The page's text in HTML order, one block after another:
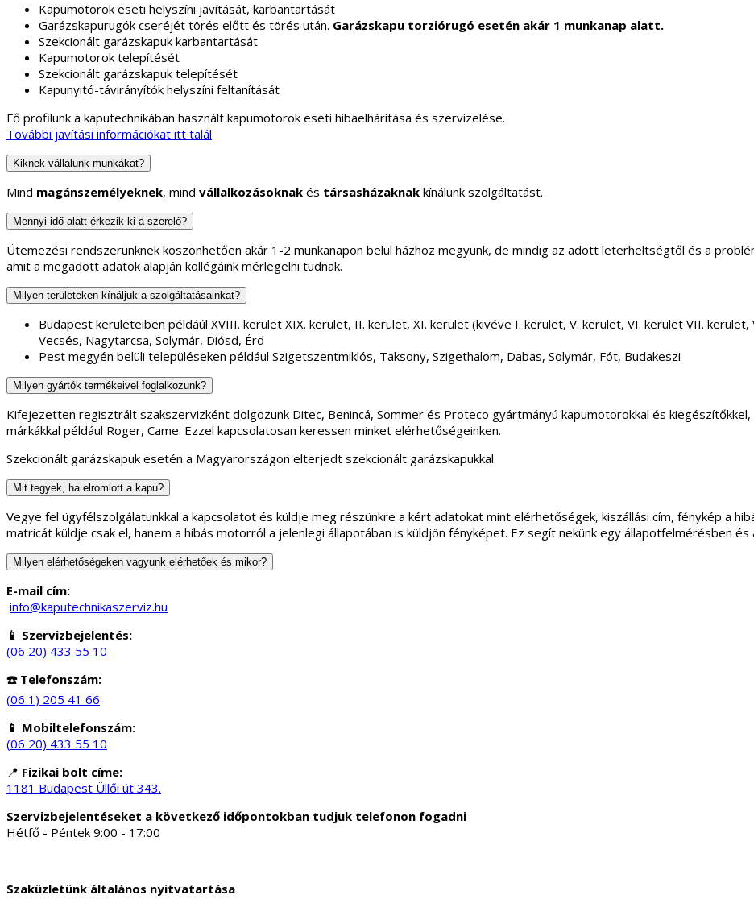
Kapumotorok eseti helyszíni javítását, karbantartását
Garázskapurugók cseréjét törés előtt és törés után. Garázskapu torziórugó esetén akár 1 munkanap alatt.
Szekcionált garázskapuk karbantartását
Kapumotorok telepítését
Szekcionált garázskapuk telepítését
Kapunyitó-távirányítók helyszíni feltanítását
Fő profilunk a kaputechnikában használt kapumotorok eseti hibaelhárítása és szervizelése.
További javítási információkat itt talál
Kiknek vállalunk munkákat?
Mind magánszemélyeknek, mind vállalkozásoknak és társasházaknak kínálunk szolgáltatást.
Mennyi idő alatt érkezik ki a szerelő?
Ütemezési rendszerünknek köszönhetően akár 1-2 munkanapon belül házhoz megyünk, de mindig az adott leterheltségtől és a
amit a megadott adatok alapján kollégáink mérlegelni tudnak.
Milyen területeken kínáljuk a szolgáltatásainkat?
Budapest kerületeiben példáúl XVIII. kerület XIX. kerület, II. kerület, XI. kerület (kivéve I. kerület, V. kerület, VI. kerület VII.
Vecsés, Nagytarcsa, Solymár, Diósd, Érd
Pest megyén belüli településeken például Szigetszentmiklós, Taksony, Szigethalom, Dabas, Solymár, Fót, Budakeszi
Milyen gyártók termékeivel foglalkozunk?
Kifejezetten regisztrált szakszervizként dolgozunk Ditec, Benincá, Sommer és Proteco gyártmányú kapumotorokkal és
márkákkal például Roger, Came. Ezzel kapcsolatosan keressen minket elérhetőségeinken.
Szekcionált garázskapuk esetén a Magyarországon elterjedt szekcionált garázskapukkal.
Mit tegyek, ha elromlott a kapu?
Vegye fel ügyfélszolgálatunkkal a kapcsolatot és küldje meg részünkre a kért adatokat mint elérhetőségek, kiszállási cím, fénykép a
matricát küldje csak el, hanem a hibás motorról a jelenlegi állapotában is küldjön fényképet. Ez segít nekünk egy állapotfelmérésben és
Milyen elérhetőségeken vagyunk elérhetőek és mikor?
E-mail cím:
info@kaputechnikaszerviz.hu
📱 Szervizbejelentés:
(06 20) 433 55 10
☎️ Telefonszám:
(06 1) 205 41 66
📱 Mobiltelefonszám:
(06 20) 433 55 10
📍 Fizikai bolt címe:
1181 Budapest Üllői út 343.
Szervizbejelentéseket a következő időpontokban tudjuk telefonon fogadni
Hétfő - Péntek 9:00 - 17:00
Szaküzletünk általános nyitvatartása